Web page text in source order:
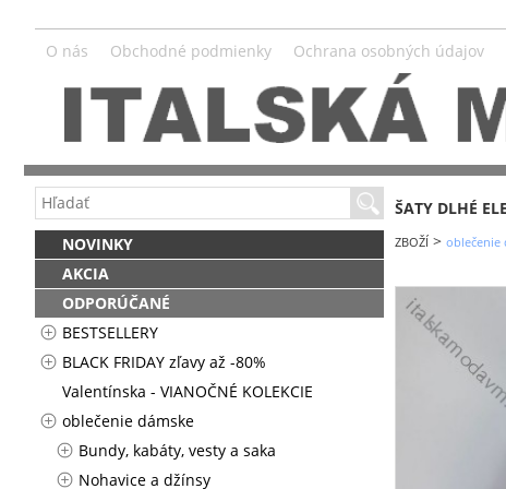
O nás Obchodné podmienky Ochrana osobných údajov
NOVINKY
AKCIA
ODPORÚČANÉ
BESTSELLERY
BLACK FRIDAY zľavy až -80%
Valentínska - VIANOČNÉ KOLEKCIE
oblečenie dámske
Bundy, kabáty, vesty a saka
Nohavice a džínsy
ŠATY DLHÉ
ZBOŽÍ > oblečenie